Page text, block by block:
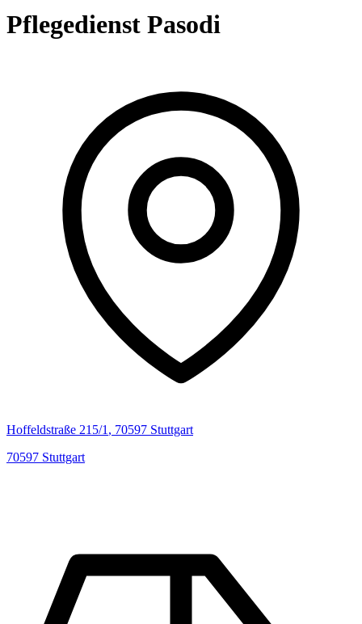
Pflegedienst Pasodi
Hoffeldstraße 215/1 , 70597 Stuttgart
70597 Stuttgart